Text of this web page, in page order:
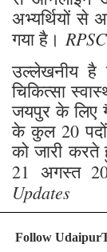
अभ्यर्थियों से
गया है।
उल्लेखनीय है
चिकित्सा
जयपुर के लिए
के कुल 20 पदों
को जारी
21 अगस्त
Updates
Follow